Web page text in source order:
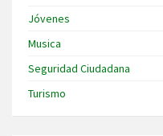
Jóvenes
Musica
Seguridad Ciudadana
Turismo